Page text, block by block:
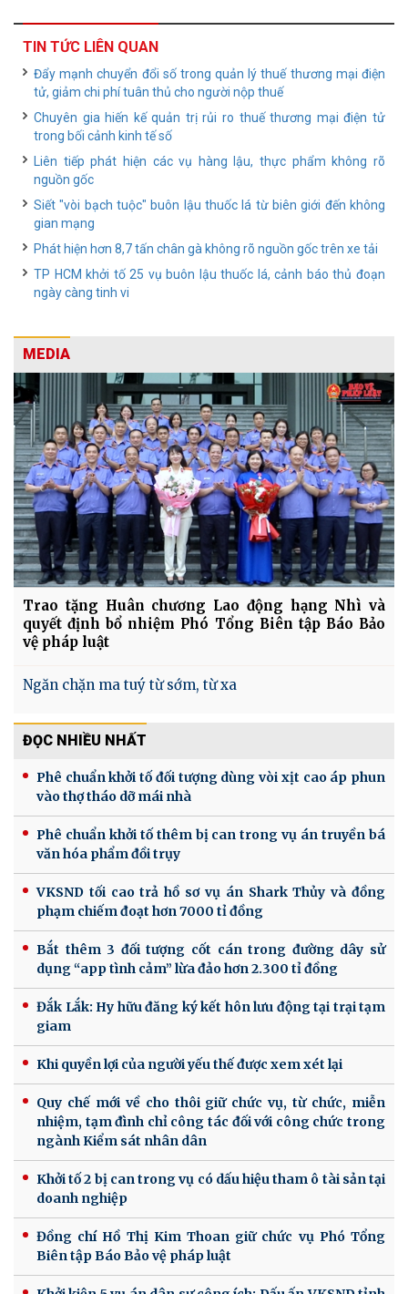
TIN TỨC LIÊN QUAN
Đẩy mạnh chuyển đổi số trong quản lý thuế thương mại điện
tử, giảm chi phí tuân thủ cho người nộp thuế
Chuyên gia hiến kế quản trị rủi ro thuế thương mại điện tử
trong bối cảnh kinh tế số
Liên tiếp phát hiện các vụ hàng lậu, thực phẩm không rõ
nguồn gốc
Siết "vòi bạch tuộc" buôn lậu thuốc lá từ biên giới đến không
gian mạng
Phát hiện hơn 8,7 tấn chân gà không rõ nguồn gốc trên xe tải
TP HCM khởi tố 25 vụ buôn lậu thuốc lá, cảnh báo thủ đoạn
ngày càng tinh vi
MEDIA
Trao tặng Huân chương Lao động hạng Nhì và
quyết định bổ nhiệm Phó Tổng Biên tập Báo Bảo
vệ pháp luật
Ngăn chặn ma tuý từ sớm, từ xa
ĐỌC NHIỀU NHẤT
Phê chuẩn khởi tố đối tượng dùng vòi xịt cao áp phun
vào thợ tháo dỡ mái nhà
Phê chuẩn khởi tố thêm bị can trong vụ án truyền bá
văn hóa phẩm đồi trụy
VKSND tối cao trả hồ sơ vụ án Shark Thủy và đồng
phạm chiếm đoạt hơn 7000 tỉ đồng
Bắt thêm 3 đối tượng cốt cán trong đường dây sử
dụng “app tình cảm” lừa đảo hơn 2.300 tỉ đồng
Đắk Lắk: Hy hữu đăng ký kết hôn lưu động tại trại tạm
giam
Khi quyền lợi của người yếu thế được xem xét lại
Quy chế mới về cho thôi giữ chức vụ, từ chức, miễn
nhiệm, tạm đình chỉ công tác đối với công chức trong
ngành Kiểm sát nhân dân
Khởi tố 2 bị can trong vụ có dấu hiệu tham ô tài sản tại
doanh nghiệp
Đồng chí Hồ Thị Kim Thoan giữ chức vụ Phó Tổng
Biên tập Báo Bảo vệ pháp luật